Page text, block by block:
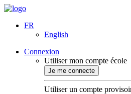
FR
English
Connexion
Utiliser mon compte école
Je me connecte
Utiliser un compte